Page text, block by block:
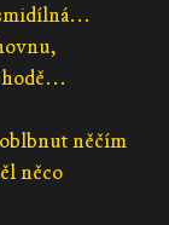
něčím
něco